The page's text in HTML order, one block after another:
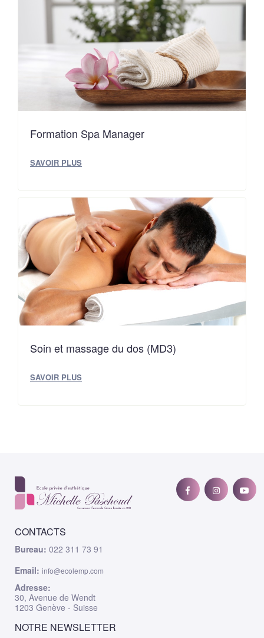
Formation Spa Manager
SAVOIR PLUS
Soin et massage du dos (MD3)
SAVOIR PLUS
CONTACTS
Bureau: 022 311 73 91
Email: info@ecolemp.com
Adresse:
30, Avenue de Wendt
1203 Genève - Suisse
NOTRE NEWSLETTER